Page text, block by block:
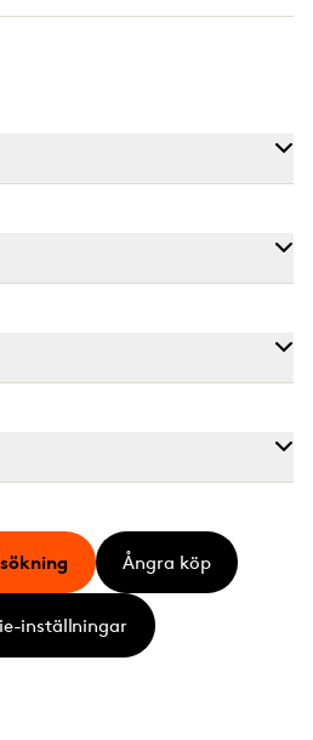
Ångra köp
inställningar